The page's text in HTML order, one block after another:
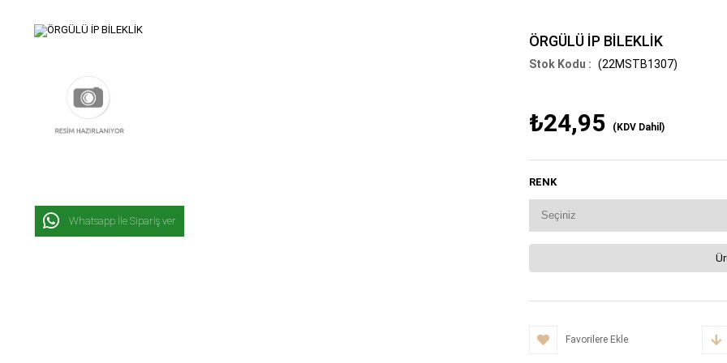
Whatsapp İle Sipariş ver
ÖRGÜLÜ İP BİLEKLİK
(22MSTB1307)
₺24,95 (KDV Dahil)
RENK
Favorilere Ekle